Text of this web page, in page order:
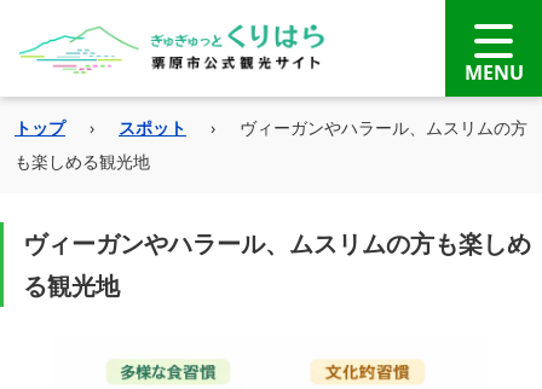
トップ › スポット ›
ヴィーガンやハラール、ムスリムの方
も楽しめる観光地
ヴィーガンやハラール、ムスリムの方も楽しめ
る観光地